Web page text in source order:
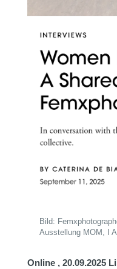
Bild:
Ausstellung MOM, I
Online , 20.09.2025